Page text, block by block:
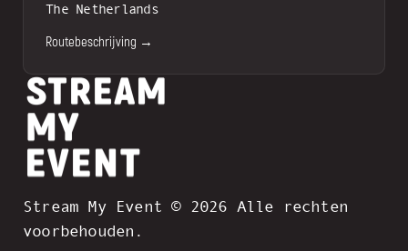
The Netherlands
Routebeschrijving →
Stream My Event © 2026 Alle rechten
voorbehouden.